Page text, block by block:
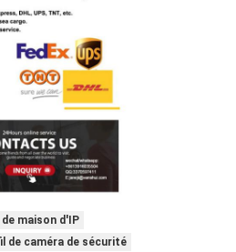
maison d'IP
de caméra de sécurité